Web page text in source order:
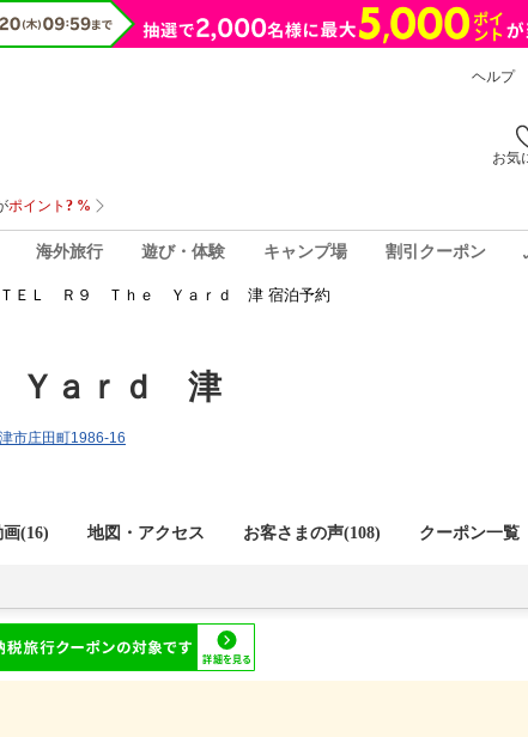
ヘルプ
お気
海外旅行 遊び・体験 キャンプ場 割引クーポン
ＴＥＬ Ｒ９ Ｔｈｅ Ｙａｒｄ 津 宿泊予約
Ｙａｒｄ 津
市庄田町1986-16
(16) 地図・アクセス お客さまの声(108) クーポン一覧